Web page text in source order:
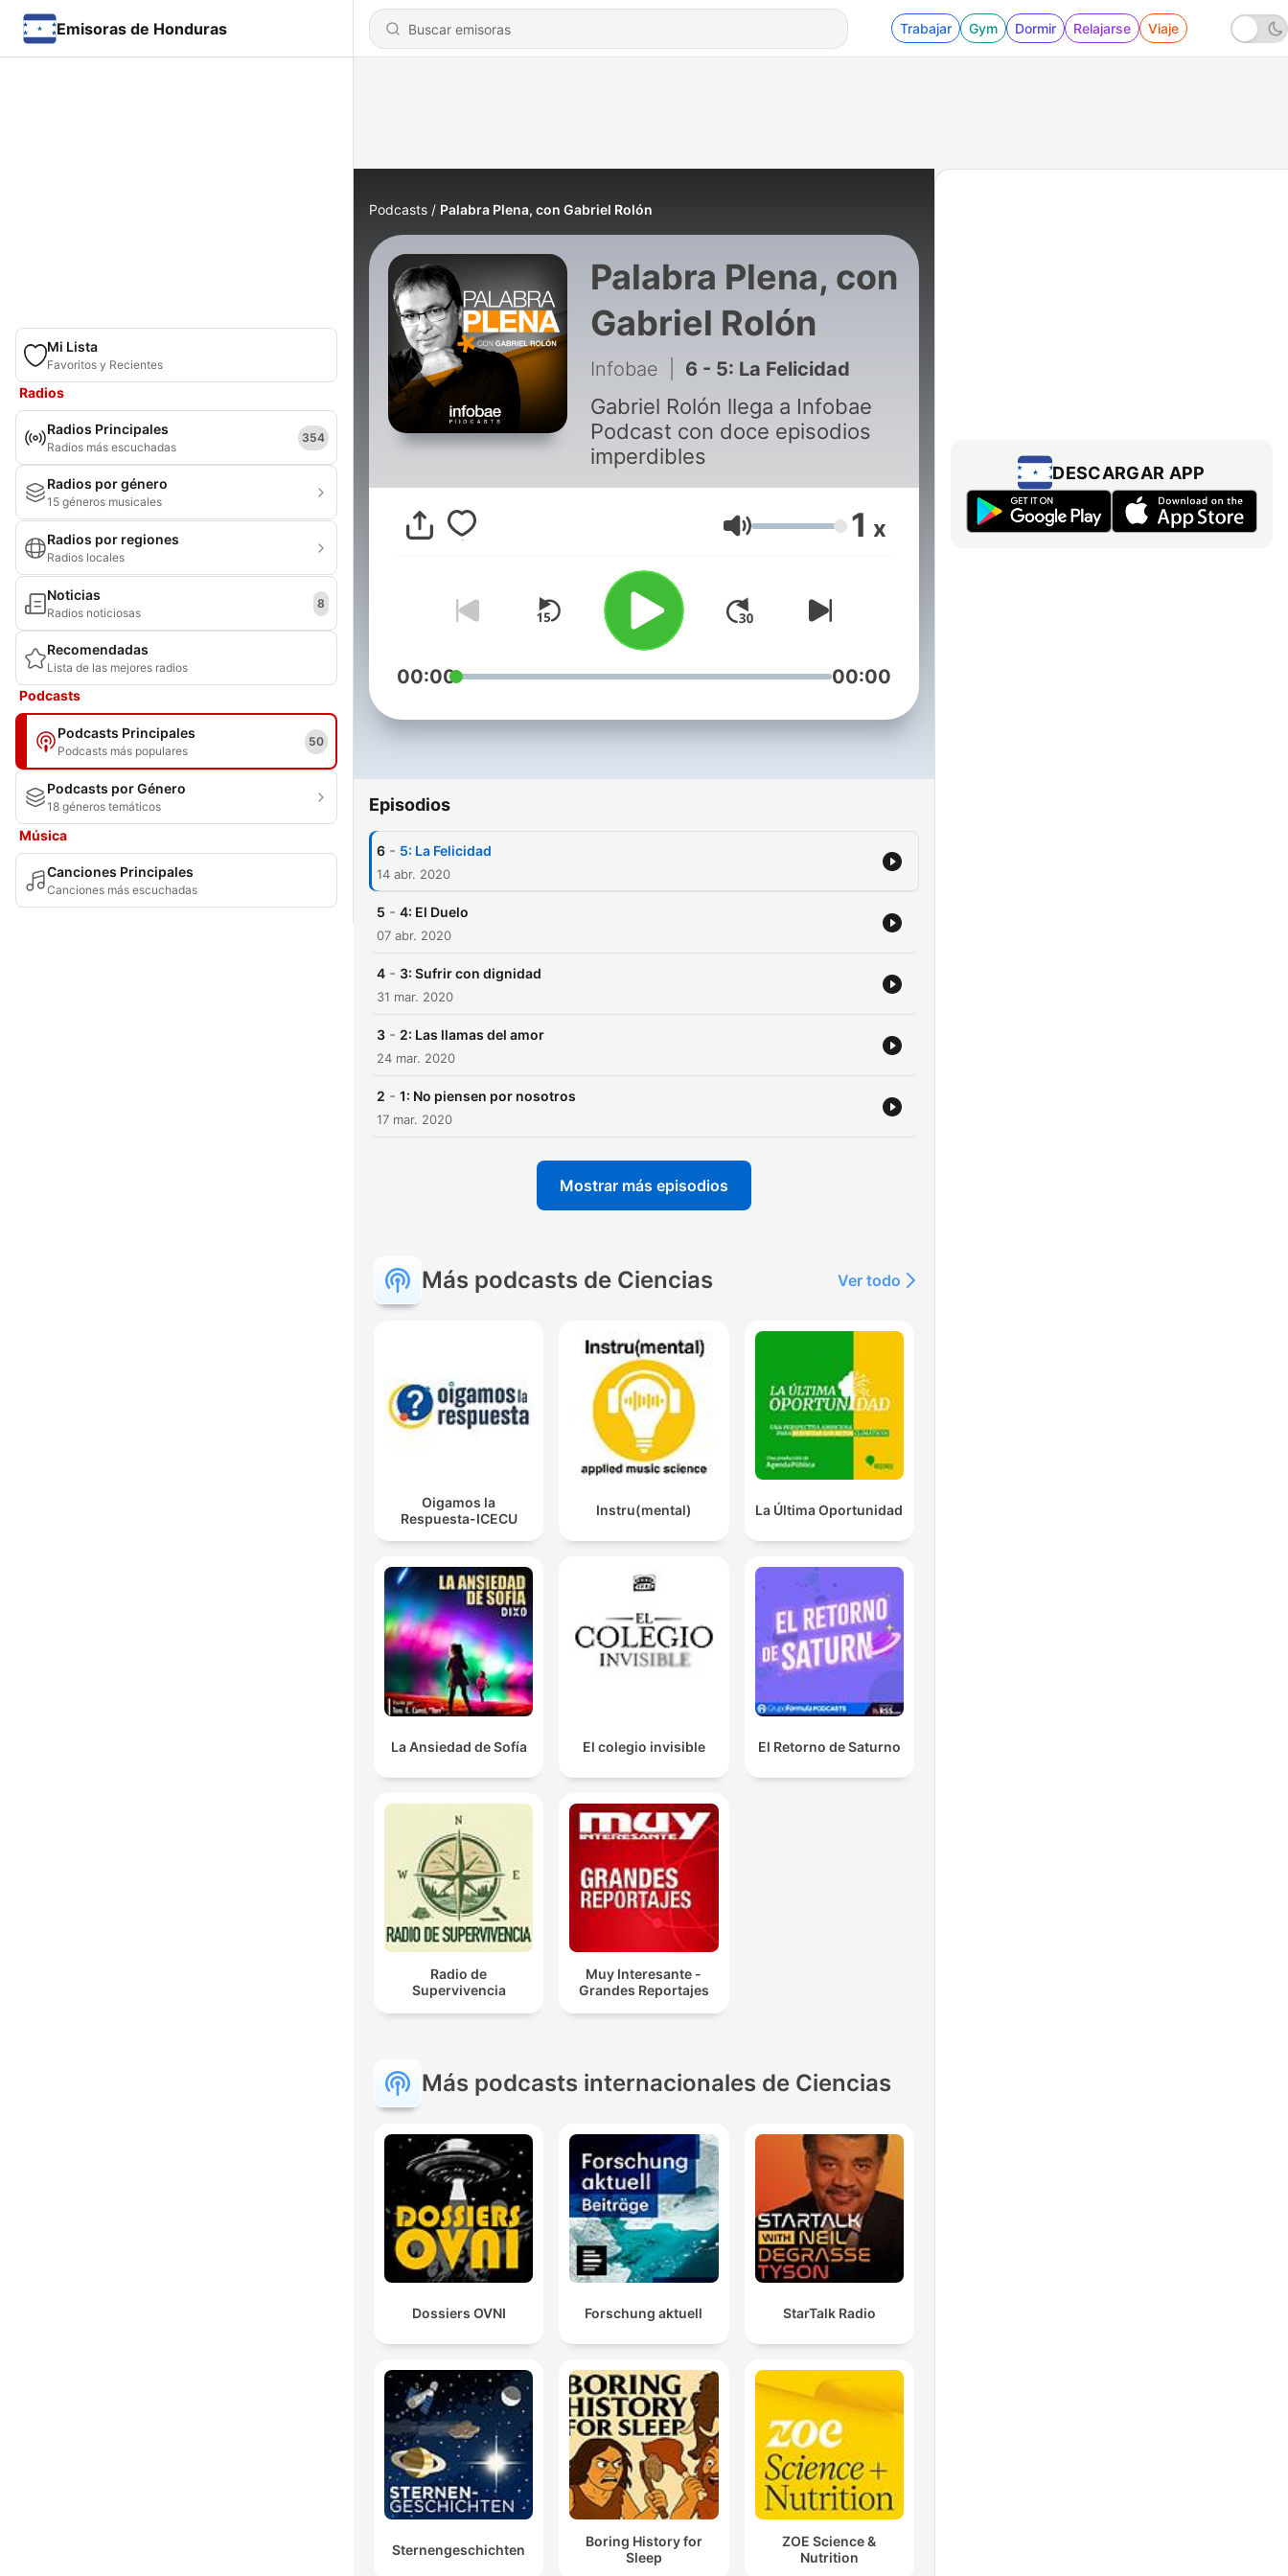
Emisoras de Honduras Trabajar Gym Dormir Relajarse Viaje
Mi Lista
Favoritos y Recientes
Radios
Radios Principales
Radios más escuchadas
354
Radios por género
15 géneros musicales
Radios por regiones
Radios locales
Noticias
Radios noticiosas
8
Recomendadas
Lista de las mejores radios
Podcasts
Podcasts Principales
Podcasts más populares
50
Podcasts por Género
18 géneros temáticos
Música
Canciones Principales
Canciones más escuchadas
Podcasts Palabra Plena, con Gabriel Rolón
Palabra Plena, con
Gabriel Rolón
Infobae 6 - 5: La Felicidad
Gabriel Rolón llega a Infobae
Podcast con doce episodios
imperdibles
Volumen 1 x
00:00 00:00
Episodios
6 - 5: La Felicidad
14 abr. 2020
5 - 4: El Duelo
07 abr. 2020
4 - 3: Sufrir con dignidad
31 mar. 2020
3 - 2: Las llamas del amor
24 mar. 2020
2 - 1: No piensen por nosotros
17 mar. 2020
Mostrar más episodios
Más podcasts de Ciencias Ver todo
Oigamos la
Respuesta-ICECU
Instru(mental) La Última Oportunidad
La Ansiedad de Sofía El colegio invisible El Retorno de Saturno
Radio de
Supervivencia
Muy Interesante -
Grandes Reportajes
Más podcasts internacionales de Ciencias
Dossiers OVNI Forschung aktuell StarTalk Radio
Sternengeschichten
Boring History for
Sleep
ZOE Science &
Nutrition
DESCARGAR APP